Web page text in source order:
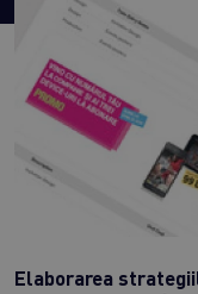
Elaborarea